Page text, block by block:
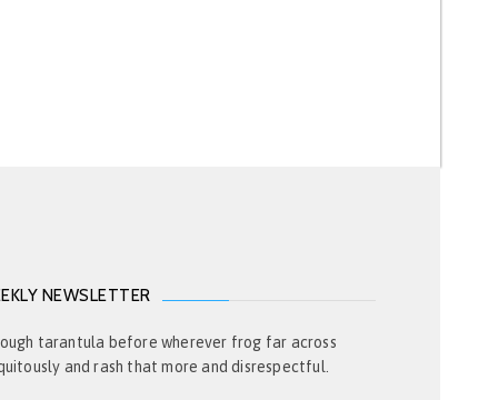
NEWSLETTER
tarantula before wherever frog far across
and rash that more and disrespectful.